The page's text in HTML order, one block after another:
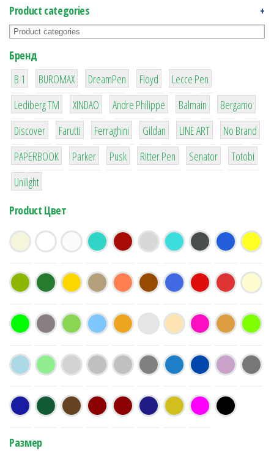
Product categories +
Бренд
B 1
1
BUROMAX
1
DreamPen
2
Floyd
2
Lecce Pen
3
Lediberg ТМ
3
XINDAO
1
Andre Philippe
4
Balmain
26
Bergamo
64
Discover
299
Farutti
4
Ferraghini
42
Gildan
4
LINE ART
90
No Brand
8
PAPERBOOK
6
Parker
2
Pusk
22
Ritter Pen
15
Senator
43
Totobi
1
Unilight
Product Цвет
Размер